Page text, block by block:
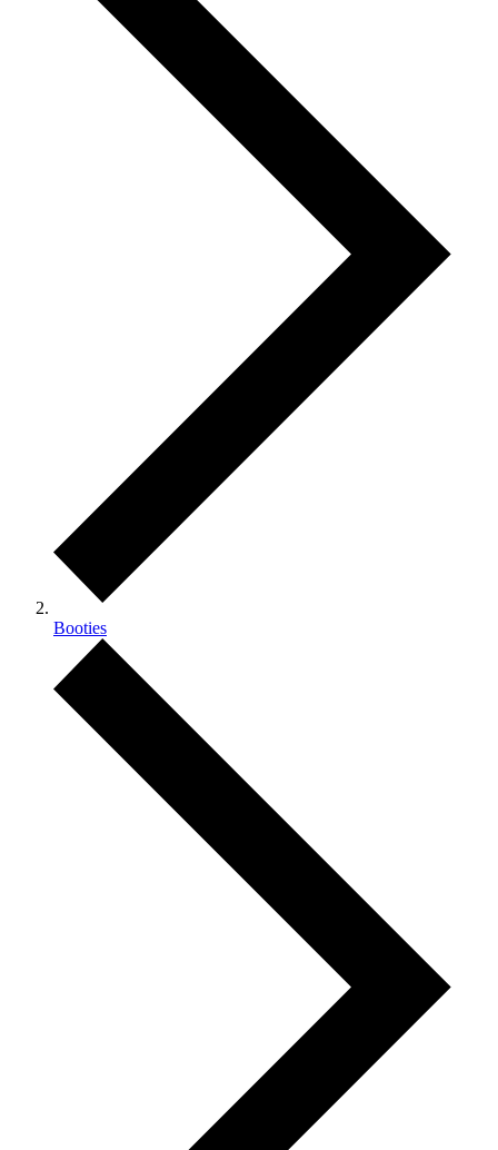
Booties